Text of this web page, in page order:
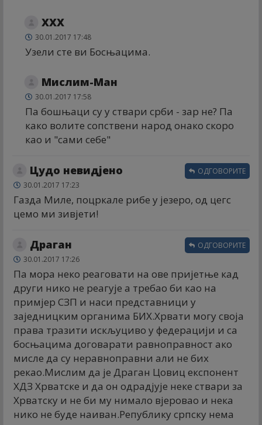
XXX
30.01.2017 17:48
Узели сте ви Босњацима.
Мислим-Ман
30.01.2017 17:58
Па бошњаци су у ствари срби - зар не? Па
како волите сопствени народ онако скоро
као и "сами себе"
Цудо невидјено
30.01.2017 17:23
Газда Миле, поцркале рибе у језеро, од цегс
цемо ми зивјети!
ОДГОВОРИТЕ
Драган
30.01.2017 17:26
Па мора неко реаговати на ове пријетње кад
други нико не реагује а требао би као на
примјер СЗП и наси представници у
заједницким органима БИХ.Хрвати могу своја
права тразити искљуциво у федерацији и са
босњацима договарати равноправност ако
мисле да су неравноправни али не бих
рекао.Мислим да је Драган Цовиц експонент
ХДЗ Хрватске и да он одрадјује неке ствари за
Хрватску и не би му нимало вјеровао и нека
нико не буде наиван.Републику српску нема
ОДГОВОРИТЕ